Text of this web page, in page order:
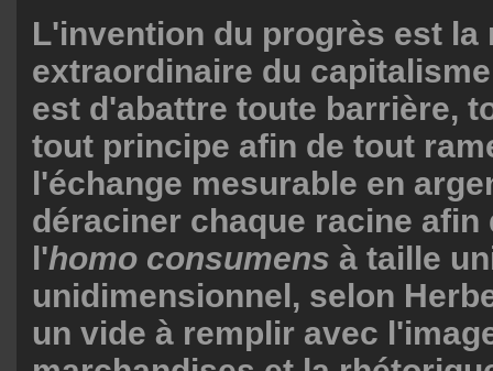
L'invention du progrès est la
extraordinaire du
est d'abattre toute barrière,
tout principe afin de tout
l'échange mesurable en
déraciner chaque racine
l'homo consumens à taille
unidimensionnel, selon
un vide à remplir avec